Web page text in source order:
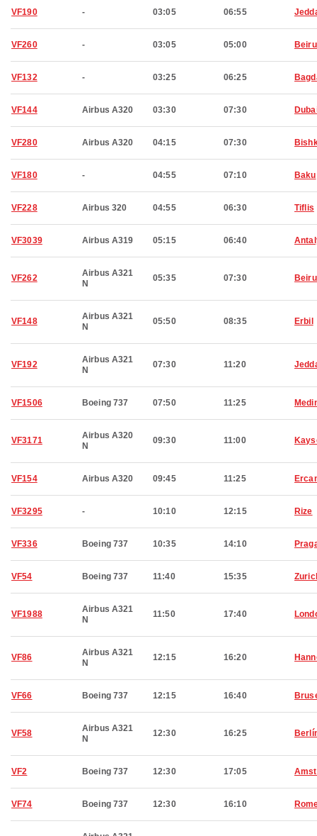
VF190 - 03:05 06:55
VF260 - 03:05 05:00
VF132 - 03:25 06:25
VF144 Airbus A320 03:30 07:30
VF280 Airbus A320 04:15 07:30
VF180 - 04:55 07:10 Baku
VF228 Airbus 320 04:55 06:30 Tiflis
VF3039 Airbus A319 05:15 06:40
VF262
Airbus A321
N
05:35 07:30
VF148
Airbus A321
N
05:50 08:35 Erbil
VF192
Airbus A321
N
07:30 11:20
VF1506 Boeing 737 07:50 11:25
VF3171
Airbus A320
N
09:30 11:00
VF154 Airbus A320 09:45 11:25
VF3295 - 10:10 12:15 Rize
VF336 Boeing 737 10:35 14:10
VF54 Boeing 737 11:40 15:35
VF1988
Airbus A321
N
11:50 17:40
VF86
Airbus A321
N
12:15 16:20
VF66 Boeing 737 12:15 16:40
VF58
Airbus A321
N
12:30 16:25
VF2 Boeing 737 12:30 17:05
VF74 Boeing 737 12:30 16:10